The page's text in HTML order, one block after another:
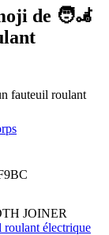
de 🧑‍🦼
fauteuil roulant
JOINER
roulant électrique